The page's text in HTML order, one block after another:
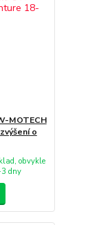
MOTECH
o
obvykle
dny